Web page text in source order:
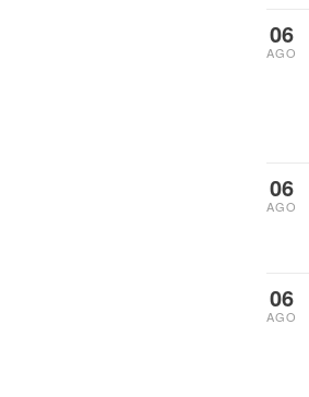
06
AGO
06
AGO
06
AGO